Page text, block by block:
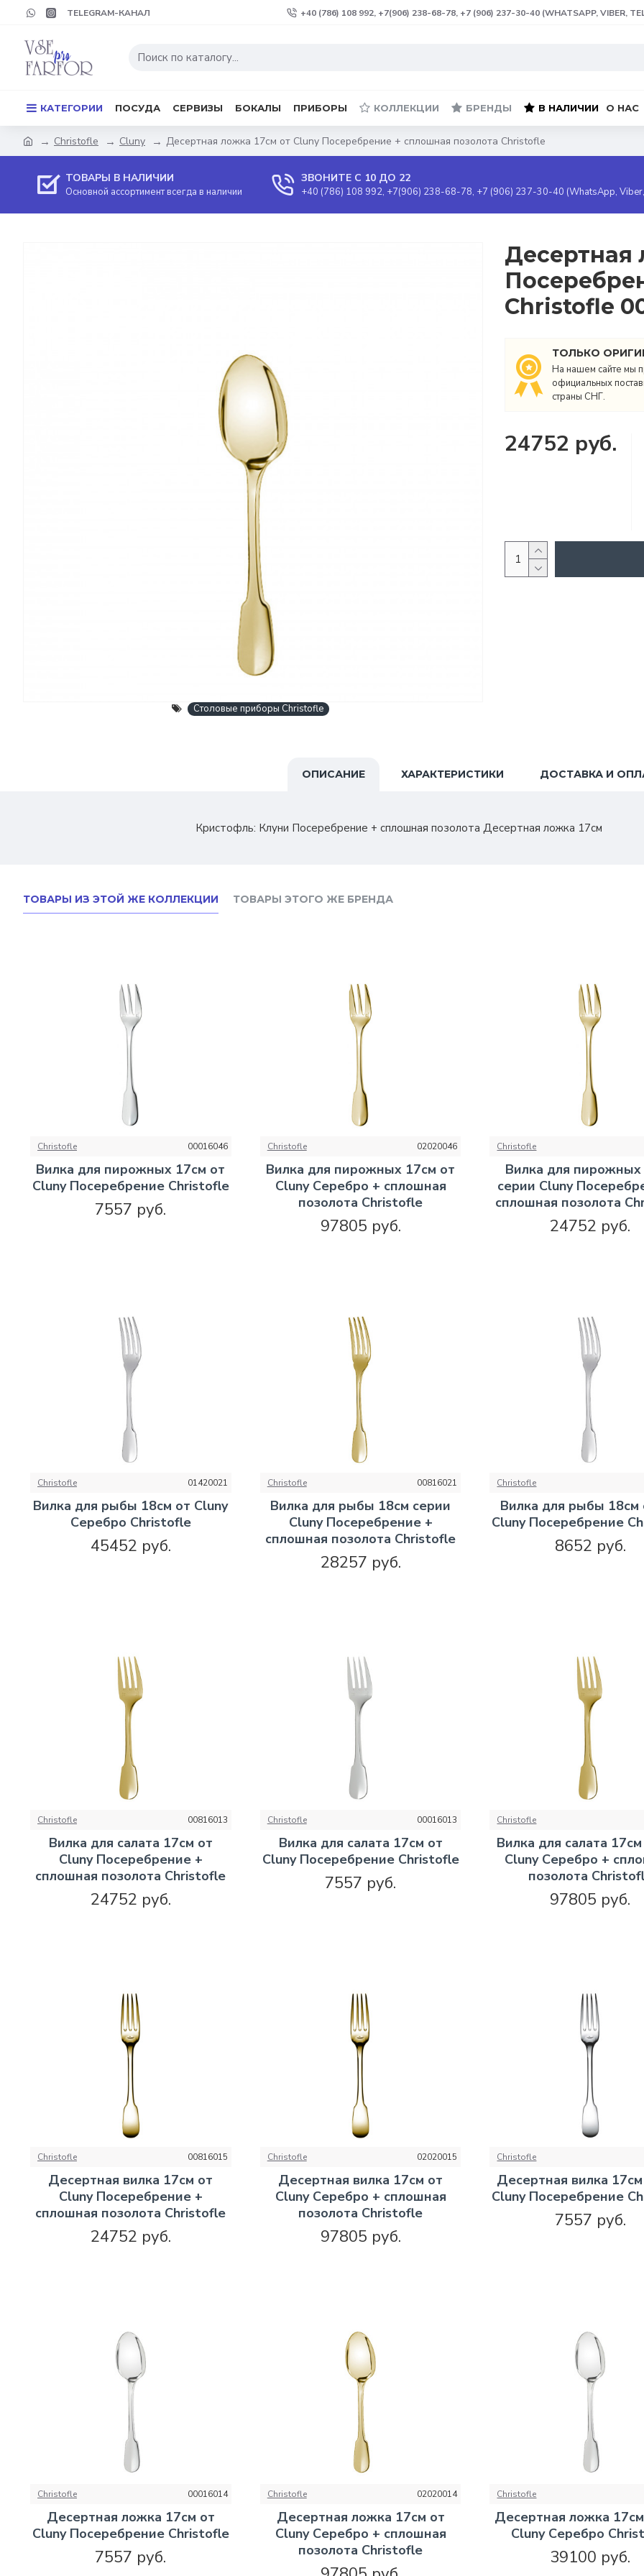
TELEGRAM-КАНАЛ +40 (786) 108 992, +7(906) 238-68-78, +7 (906) 237-30-40 (WHATSAPP, VIBER,
КАТЕГОРИИ ПОСУДА СЕРВИЗЫ БОКАЛЫ ПРИБОРЫ КОЛЛЕКЦИИ БРЕНДЫ В НАЛИЧИИ О НАС
Christofle Cluny Десертная ложка 17см от Cluny Посеребрение + сплошная позолота Christofle
ТОВАРЫ В НАЛИЧИИ
Основной ассортимент всегда в наличии
ЗВОНИТЕ С 10 ДО 22
+40 (786) 108 992, +7(906) 238-68-78, +7 (906) 237-30-40 (WhatsApp,
Столовые приборы Christofle
Десертная
Christofle
ТОЛЬКО
На нашем сайте мы
официальных
страны СНГ.
24752 руб.
ОПИСАНИЕ ХАРАКТЕРИСТИКИ ДОСТАВКА И
Кристофль: Клуни Посеребрение + сплошная позолота Десертная ложка 17см
ТОВАРЫ ИЗ ЭТОЙ ЖЕ КОЛЛЕКЦИИ ТОВАРЫ ЭТОГО ЖЕ БРЕНДА
Christofle 00016046
Вилка для пирожных 17см от
Cluny Посеребрение Christofle
7557 руб.
Christofle 02020046
Вилка для пирожных 17см от
Cluny Серебро + сплошная
позолота Christofle
97805 руб.
Christofle
Вилка для пирожных
серии Cluny
сплошная позолота
24752 руб.
Christofle 01420021
Вилка для рыбы 18см от Cluny
Серебро Christofle
45452 руб.
Christofle 00816021
Вилка для рыбы 18см серии
Cluny Посеребрение +
сплошная позолота Christofle
28257 руб.
Christofle
Вилка для рыбы 18см
Cluny Посеребрение
8652 руб.
Christofle 00816013
Вилка для салата 17см от
Cluny Посеребрение +
сплошная позолота Christofle
24752 руб.
Christofle 00016013
Вилка для салата 17см от
Cluny Посеребрение Christofle
7557 руб.
Christofle
Вилка для салата
Cluny Серебро +
позолота
97805 руб.
Christofle 00816015
Десертная вилка 17см от
Cluny Посеребрение +
сплошная позолота Christofle
24752 руб.
Christofle 02020015
Десертная вилка 17см от
Cluny Серебро + сплошная
позолота Christofle
97805 руб.
Christofle
Десертная вилка
Cluny Посеребрение
7557 руб.
Christofle 00016014
Десертная ложка 17см от
Cluny Посеребрение Christofle
7557 руб.
Christofle 02020014
Десертная ложка 17см от
Cluny Серебро + сплошная
позолота Christofle
Christofle
Десертная ложка
Cluny Серебро
39100 руб.